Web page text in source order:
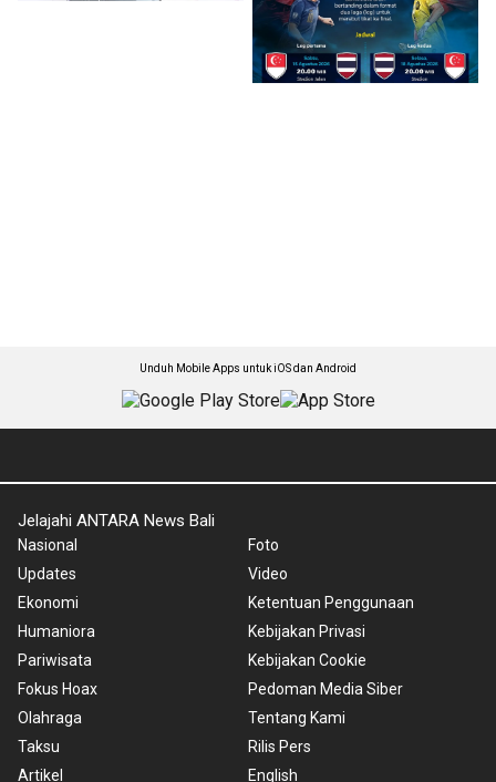
Unduh Mobile Apps untuk iOS dan Android
Jelajahi ANTARA News Bali
Nasional
Updates
Ekonomi
Humaniora
Pariwisata
Fokus Hoax
Olahraga
Taksu
Artikel
Foto
Video
Ketentuan Penggunaan
Kebijakan Privasi
Kebijakan Cookie
Pedoman Media Siber
Tentang Kami
Rilis Pers
English